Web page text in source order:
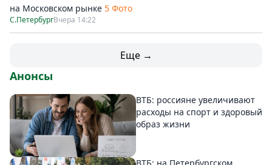
на Московском рынке 5 Фото
С.ПетербургВчера 14:22
Еще →
Анонсы
ВТБ: россияне увеличивают
расходы на спорт и здоровый
образ жизни